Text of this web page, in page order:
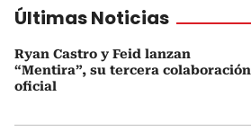
Últimas Noticias
Ryan Castro y Feid lanzan
“Mentira”, su tercera colaboración
oficial